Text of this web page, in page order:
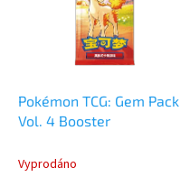
Pokémon TCG: Gem Pack
Vol. 4 Booster
Vyprodáno